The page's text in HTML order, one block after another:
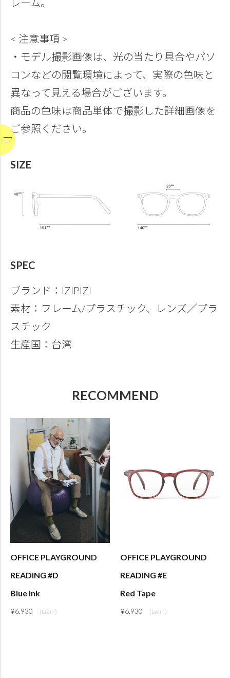
レーム。
< 注意事項 >
・モデル撮影画像は、光の当たり具合やパソ
コンなどの閲覧環境によって、実際の色味と
異なって見える場合がございます。
商品の色味は商品単体で撮影した詳細画像を
ご参照ください。
SIZE
SPEC
ブランド：IZIPIZI
素材：フレーム/プラスチック、レンズ／プラ
スチック
生産国：台湾
RECOMMEND
OFFICE PLAYGROUND
READING #D
Blue Ink
¥6,930
OFFICE PLAYGROUND
READING #E
Red Tape
¥6,930